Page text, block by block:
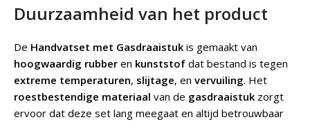
Duurzaamheid van het product
De Handvatset met Gasdraaistuk is gemaakt van
hoogwaardig rubber en kunststof dat bestand is tegen
extreme temperaturen, slijtage, en vervuiling. Het
roestbestendige materiaal van de gasdraaistuk zorgt
ervoor dat deze set lang meegaat en altijd betrouwbaar